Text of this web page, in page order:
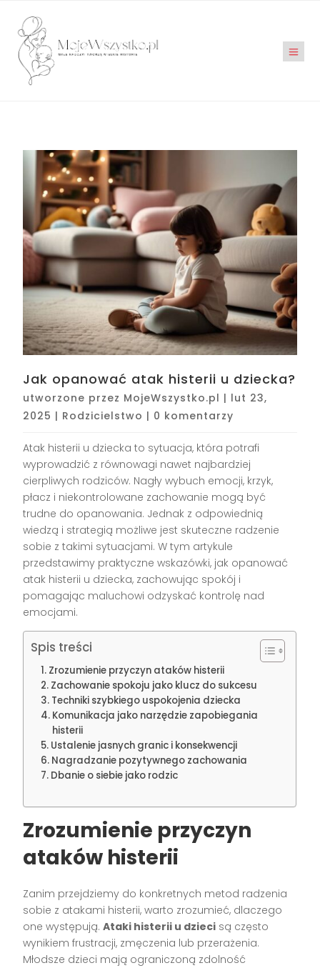
Jak opanować atak histerii u dziecka?
utworzone przez MojeWszystko.pl | lut 23,
2025 | Rodzicielstwo | 0 komentarzy
Atak histerii u dziecka to sytuacja, która potrafi
wyprowadzić z równowagi nawet najbardziej
cierpliwych rodziców. Nagły wybuch emocji, krzyk,
płacz i niekontrolowane zachowanie mogą być
trudne do opanowania. Jednak z odpowiednią
wiedzą i strategią możliwe jest skuteczne radzenie
sobie z takimi sytuacjami. W tym artykule
przedstawimy praktyczne wskazówki, jak opanować
atak histerii u dziecka, zachowując spokój i
pomagając maluchowi odzyskać kontrolę nad
emocjami.
Spis treści
Zrozumienie przyczyn ataków histerii
Zachowanie spokoju jako klucz do sukcesu
Techniki szybkiego uspokojenia dziecka
Komunikacja jako narzędzie zapobiegania
histerii
Ustalenie jasnych granic i konsekwencji
Nagradzanie pozytywnego zachowania
Dbanie o siebie jako rodzic
Zrozumienie przyczyn
ataków histerii
Zanim przejdziemy do konkretnych metod radzenia
sobie z atakami histerii, warto zrozumieć, dlaczego
one występują.Ataki histerii u dzieci są często
wynikiem frustracji, zmęczenia lub przerażenia.
Młodsze dzieci mają ograniczoną zdolność